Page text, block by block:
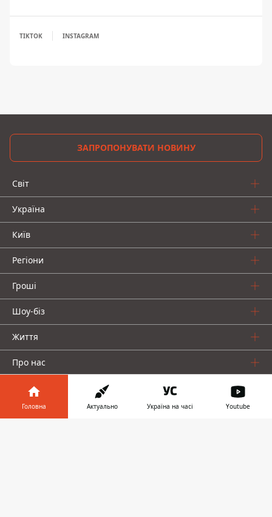
TIKTOK INSTAGRAM
ЗАПРОПОНУВАТИ НОВИНУ
Світ
Україна
Київ
Регіони
Гроші
Шоу-біз
Життя
Про нас
Головна Актуально Україна на часі Youtube